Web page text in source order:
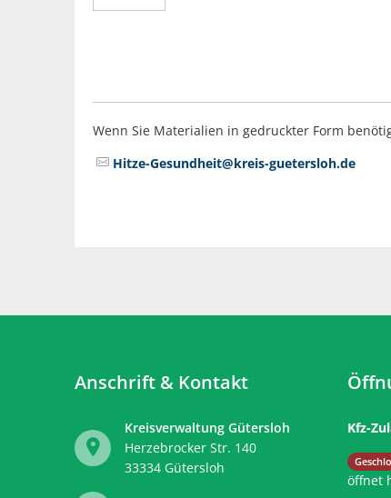
Wenn Sie Materialien in gedruckter Form
Hitze-Gesundheit@kreis-guetersloh.de
Anschrift & Kontakt
Kreisverwaltung Gütersloh
Herzebrocker Str. 140
33334 Gütersloh
Kfz-
öffnet